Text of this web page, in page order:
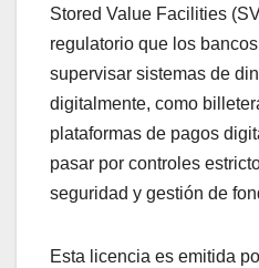
Stored Value Facilities
regulatorio que los
supervisar sistemas de
digitalmente, como
plataformas de pagos
pasar por controles
seguridad y gestión de
Esta licencia es emitida